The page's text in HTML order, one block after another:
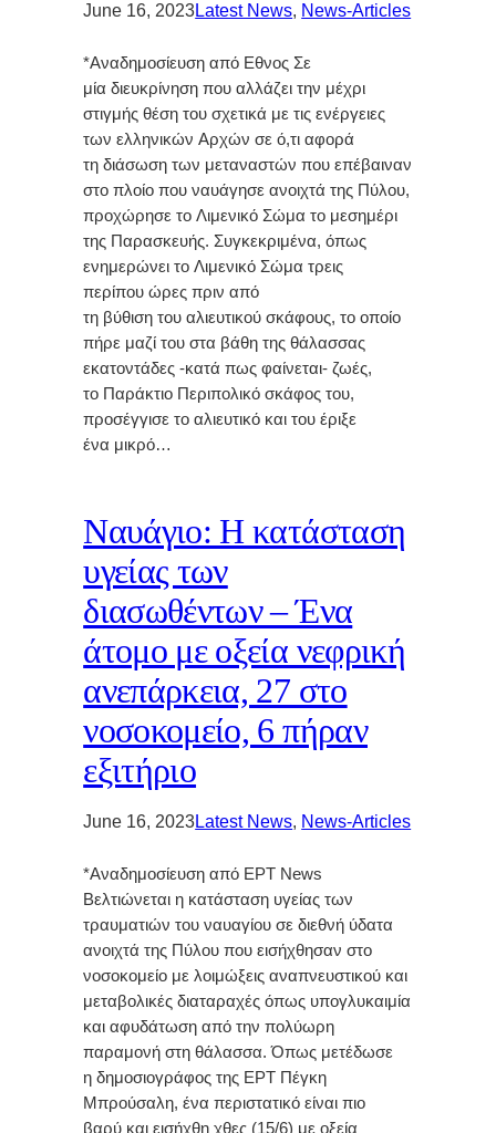
June 16, 2023Latest News, News-Articles
*Αναδημοσίευση από Εθνος Σε
μία διευκρίνηση που αλλάζει την μέχρι
στιγμής θέση του σχετικά με τις ενέργειες
των ελληνικών Αρχών σε ό,τι αφορά
τη διάσωση των μεταναστών που επέβαιναν
στο πλοίο που ναυάγησε ανοιχτά της Πύλου,
προχώρησε το Λιμενικό Σώμα το μεσημέρι
της Παρασκευής. Συγκεκριμένα, όπως
ενημερώνει το Λιμενικό Σώμα τρεις
περίπου ώρες πριν από
τη βύθιση του αλιευτικού σκάφους, το οποίο
πήρε μαζί του στα βάθη της θάλασσας
εκατοντάδες -κατά πως φαίνεται- ζωές,
το Παράκτιο Περιπολικό σκάφος του,
προσέγγισε το αλιευτικό και του έριξε
ένα μικρό…
Ναυάγιο: Η κατάσταση
υγείας των
διασωθέντων – Ένα
άτομο με οξεία νεφρική
ανεπάρκεια, 27 στο
νοσοκομείο, 6 πήραν
εξιτήριο
June 16, 2023Latest News, News-Articles
*Αναδημοσίευση από ΕΡΤ News
Βελτιώνεται η κατάσταση υγείας των
τραυματιών του ναυαγίου σε διεθνή ύδατα
ανοιχτά της Πύλου που εισήχθησαν στο
νοσοκομείο με λοιμώξεις αναπνευστικού και
μεταβολικές διαταραχές όπως υπογλυκαιμία
και αφυδάτωση από την πολύωρη
παραμονή στη θάλασσα. Όπως μετέδωσε
η δημοσιογράφος της ΕΡΤ Πέγκη
Μπρούσαλη, ένα περιστατικό είναι πιο
βαρύ και εισήχθη χθες (15/6) με οξεία